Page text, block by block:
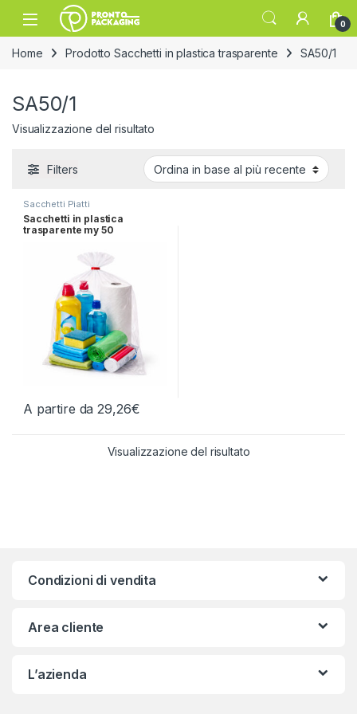
Skip to navigation
Skip to content
Open 0
Home Prodotto Sacchetti in plastica trasparente SA50/1
SA50/1
Visualizzazione del risultato
Filters
Sacchetti Piatti
Sacchetti in plastica
trasparente my 50
A partire da29,26€
Questo prodotto ha più varianti. Le opzioni possono essere
Visualizzazione del risultato
Condizioni di vendita
Area cliente
L’azienda